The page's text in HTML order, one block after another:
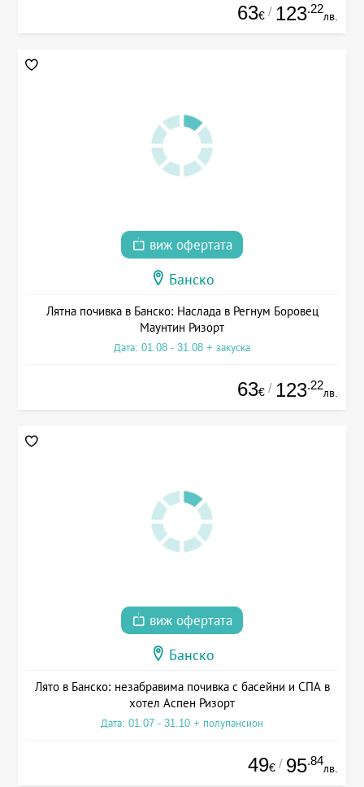
63€ / 123.22
лв.
виж офертата
Банско
Лятна почивка в Банско: Наслада в Регнум Боровец
Маунтин Ризорт
Дата: 01.08 - 31.08 + закуска
63€ / 123.22
лв.
виж офертата
Банско
Лято в Банско: незабравима почивка с басейни и СПА в
хотел Аспен Ризорт
Дата: 01.07 - 31.10 + полупансион
49€ / 95.84
лв.